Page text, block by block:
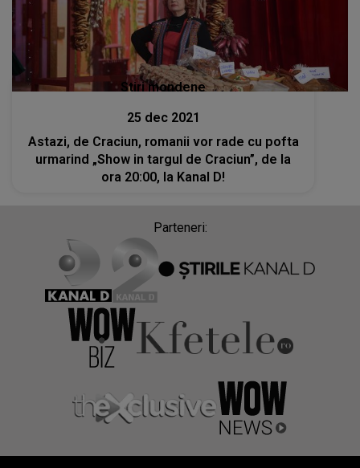
Stiri mondene
25 dec 2021
Astazi, de Craciun, romanii vor rade cu pofta
urmarind „Show in targul de Craciun”, de la
ora 20:00, la Kanal D!
Parteneri: